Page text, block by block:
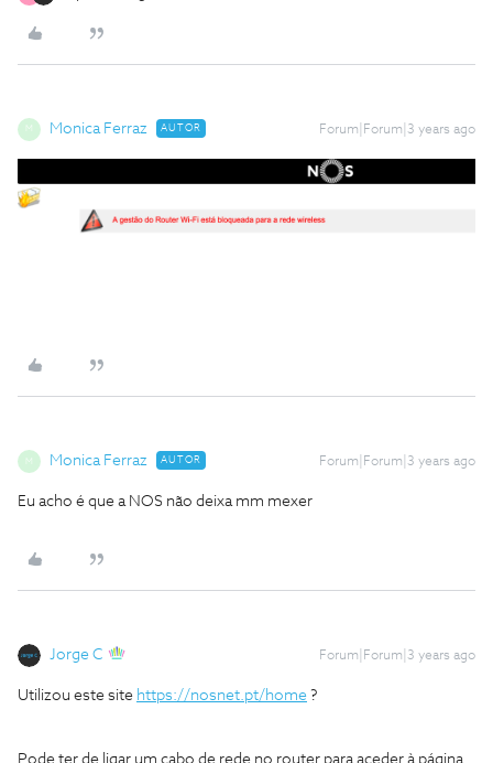
M Monica Ferraz AUTOR Forum|Forum|3 years ago
M Monica Ferraz AUTOR Forum|Forum|3 years ago
Eu acho é que a NOS não deixa mm mexer
Jorge C Forum|Forum|3 years ago
Utilizou este site https://nosnet.pt/home ?
Pode ter de ligar um cabo de rede no router para aceder à página